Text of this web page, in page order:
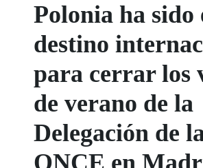
Polonia ha sido
destino
para cerrar los
de verano de la
Delegación de